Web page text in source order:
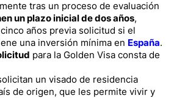
tras un proceso de evaluación
un plazo inicial de dos años,
años previa solicitud si el
una inversión mínima en España.
para la Golden Visa consta de
un visado de residencia
de origen, que les permite vivir y